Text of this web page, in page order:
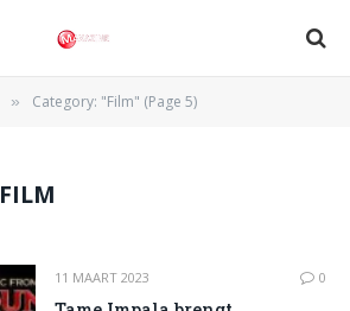
» Category: "Film" (Page 5)
FILM
11 MAART 2023 0